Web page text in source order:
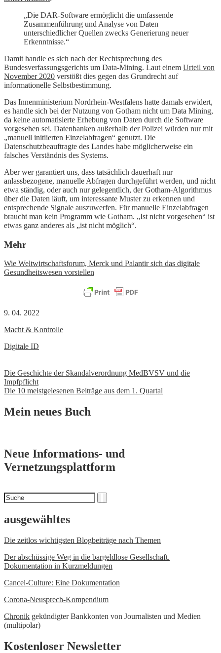
„Die DAR-Software ermöglicht die umfassende
Zusammenführung und Analyse von Daten
unterschiedlicher Quellen zwecks Generierung neuer
Erkenntnisse.“
Damit handle es sich nach der Rechtsprechung des
Bundesverfassungsgerichts um Data-Mining. Laut einem Urteil von
November 2020 verstößt dies gegen das Grundrecht auf
informationelle Selbstbestimmung.
Das Innenministerium Nordrhein-Westfalens hatte damals erwidert,
es handle sich bei der Nutzung von Gotham nicht um Data Mining,
da keine automatisierte Erhebung von Daten durch die Software
vorgesehen sei. Datenbanken außerhalb der Polizei würden nur mit
„manuell initiierten Einzelabfragen“ genutzt. Die
Datenschutzbeauftragte des Landes habe möglicherweise ein
falsches Verständnis des Systems.
Aber wer garantiert uns, dass tatsächlich dauerhaft nur
anlassbezogene, manuelle Abfragen durchgeführt werden, und nicht
etwa ständig, oder auch nur gelegentlich, der Gotham-Algorithmus
über die Daten läuft, um interessante Muster zu erkennen und
entsprechende Signale auszuwerfen. Für manuelle Einzelabfragen
braucht man kein Programm wie Gotham. „Ist nicht vorgesehen“ ist
etwas ganz anderes als „ist nicht möglich“.
Mehr
Wie Weltwirtschaftsforum, Merck und Palantir sich das digitale
Gesundheitswesen vorstellen
9. 04. 2022
Macht & Kontrolle
Digitale ID
Beitrags-
Navigation
Die Geschichte der Skandalverordnung MedBVSV und die
Impfpflicht
Die 10 meistgelesenen Beiträge aus dem 1. Quartal
Mein neues Buch
Neue Informations- und
Vernetzungsplattform
Suchen
nach
ausgewähltes
Die zeitlos wichtigsten Blogbeiträge nach Themen
Der abschüssige Weg in die bargeldlose Gesellschaft.
Dokumentation in Kurzmeldungen
Cancel-Culture: Eine Dokumentation
Corona-Neusprech-Kompendium
Chronik gekündigter Bankkonten von Journalisten und Medien
(multipolar)
Kostenloser Newsletter